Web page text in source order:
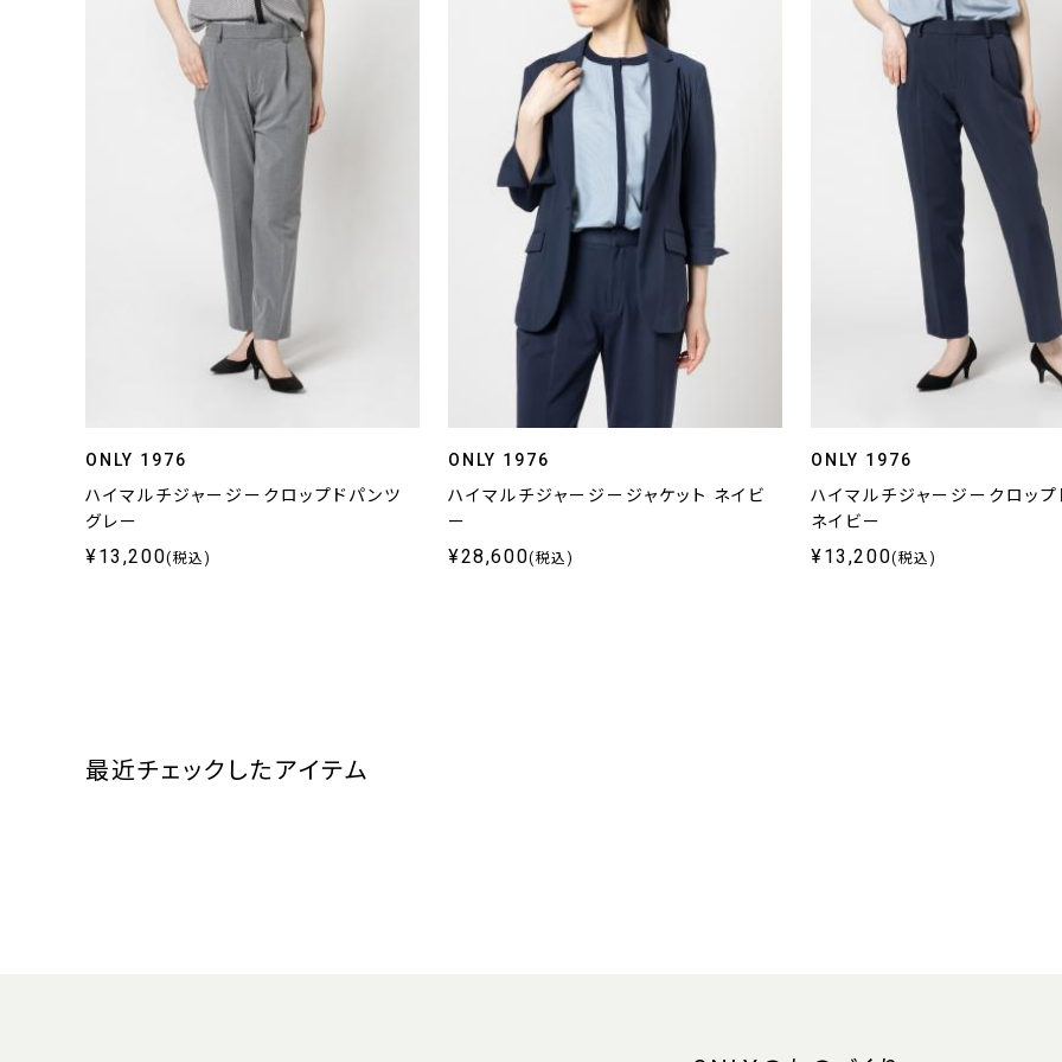
ONLY 1976
ハイマルチジャージークロップドパンツ
グレー
¥13,200(税込)
ONLY 1976
ハイマルチジャージージャケット ネイビ
ー
¥28,600(税込)
ONLY 1976
ハイマルチジャージークロップ
ネイビー
¥13,200(税込)
最近チェックしたアイテム